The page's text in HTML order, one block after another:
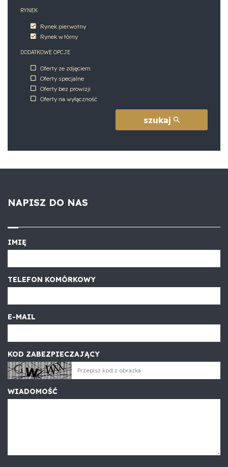
RYNEK
Rynek pierwotny
Rynek wtórny
DODATKOWE OPCJE
Oferty ze zdjęciem
Oferty specjalne
Oferty bez prowizji
Oferty na wyłączność
szukaj
NAPISZ DO NAS
IMIĘ
TELEFON KOMÓRKOWY
E-MAIL
KOD ZABEZPIECZAJĄCY
WIADOMOŚĆ